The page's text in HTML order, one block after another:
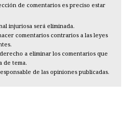
de comentarios es preciso estar
injuriosa será eliminada.
comentarios contrarios a las leyes
a eliminar los comentarios que
de tema.
de las opiniones publicadas.